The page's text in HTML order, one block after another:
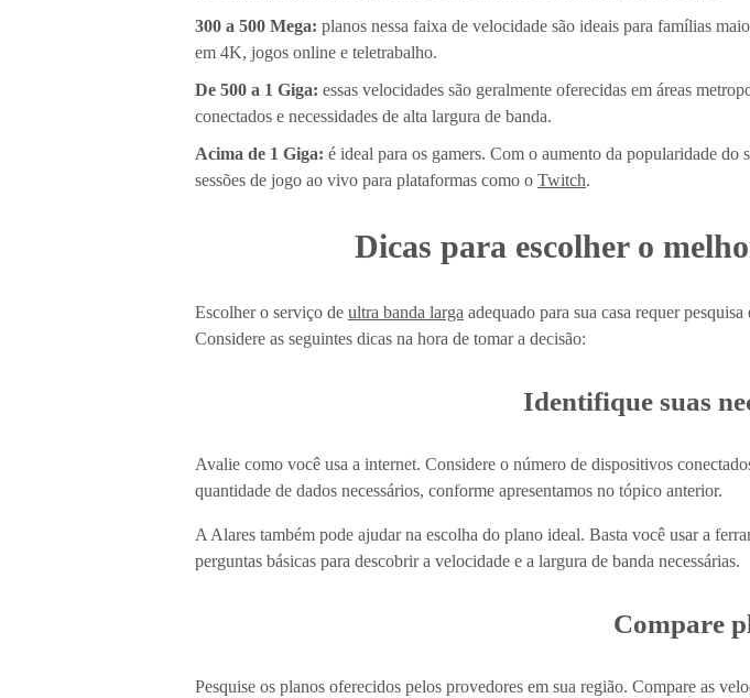
300 a 500 Mega: planos nessa faixa de velocidade são ideais para famílias
em 4K, jogos online e teletrabalho.
De 500 a 1 Giga: essas velocidades são geralmente oferecidas em áreas
conectados e necessidades de alta largura de banda.
Acima de 1 Giga: é ideal para os gamers. Com o aumento da popularidade
sessões de jogo ao vivo para plataformas como o Twitch.
Dicas para escolher o
Escolher o serviço de ultra banda larga adequado para sua casa requer
Considere as seguintes dicas na hora de tomar a decisão:
Identifique suas
Avalie como você usa a internet. Considere o número de dispositivos
quantidade de dados necessários, conforme apresentamos no tópico anterior.
A Alares também pode ajudar na escolha do plano ideal. Basta você usar a
perguntas básicas para descobrir a velocidade e a largura de banda necessárias.
Compare
Pesquise os planos oferecidos pelos provedores em sua região. Compare as